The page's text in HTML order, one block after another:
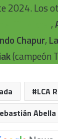
2024. Los
,
Chapur,
(campeón
LCA
Abella